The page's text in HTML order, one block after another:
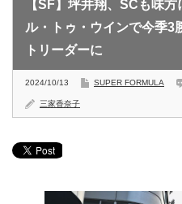
【SF】坪井翔、SCも味
ル・トゥ・ウインで今季3
トリーダーに
2024/10/13 SUPER FORMULA
三家香奈子